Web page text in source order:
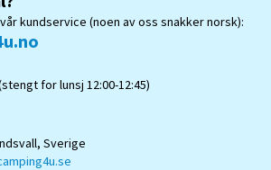
kundservice (noen av oss snakker norsk):
for lunsj 12:00-12:45)
Sverige